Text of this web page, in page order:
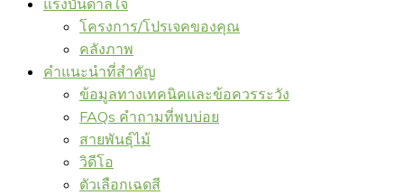
แรงบันดาลใจ
โครงการ/โปรเจคของคุณ
คลังภาพ
คำแนะนำที่สำคัญ
ข้อมูลทางเทคนิคและข้อควรระวัง
FAQs คำถามที่พบบ่อย
สายพันธุ์ไม้
วิดีโอ
ตัวเลือกเฉดสี